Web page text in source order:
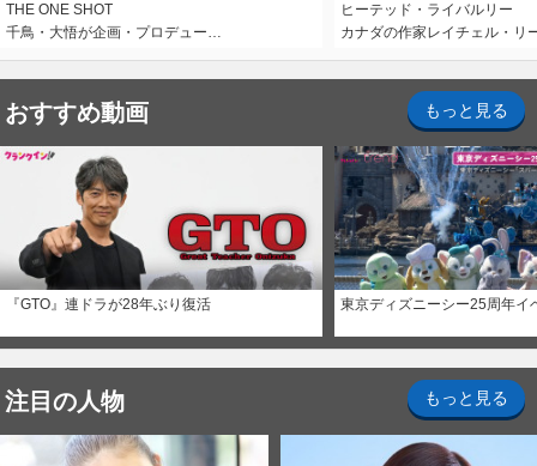
THE ONE SHOT
千鳥・大悟が企画・プロデュー…
ヒーテッド・ライバルリー
カナダの作家レイチェル・リ
おすすめ動画 もっと見る
『GTO』連ドラが28年ぶり復活 東京ディズニーシー25周年イ
注目の人物 もっと見る